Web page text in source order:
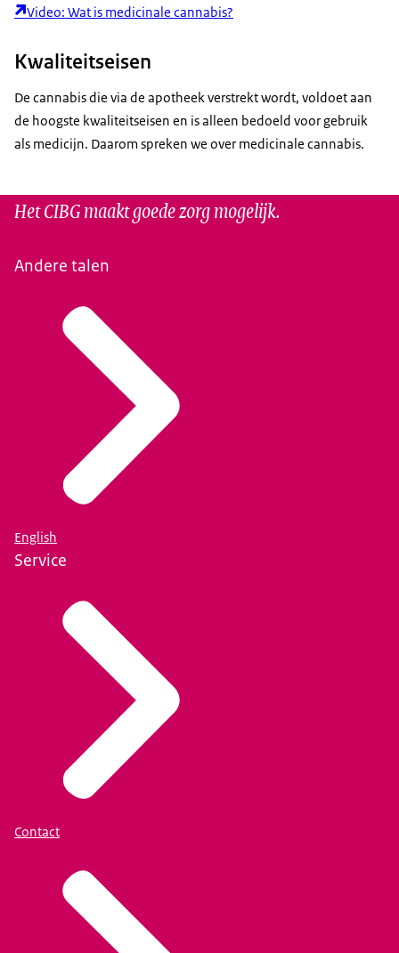
Video: Wat is medicinale cannabis?
Kwaliteitseisen
De cannabis die via de apotheek verstrekt wordt, voldoet aan
de hoogste kwaliteitseisen en is alleen bedoeld voor gebruik
als medicijn. Daarom spreken we over medicinale cannabis.
Het CIBG maakt goede zorg mogelijk.
Andere talen
English
Service
Contact